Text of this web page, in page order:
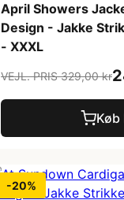
April Showers
Design - Jakke
- XXXL
VEJL. PRIS 329,00 kr
Køb
-20%